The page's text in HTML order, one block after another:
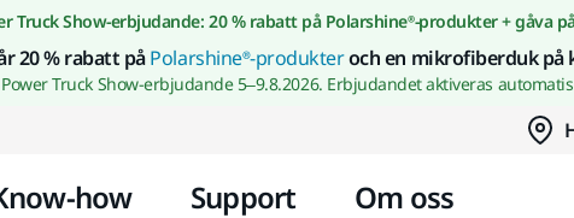
Gå till innehållet
Truck Show-erbjudande: 20 % rabatt på Polarshine®-produkter + gåva
20 % rabatt påPolarshine®-produkteroch en mikrofiberduk på
Truck Show-erbjudande 5–9.8.2026. Erbjudandet aktiveras
how Support Om oss